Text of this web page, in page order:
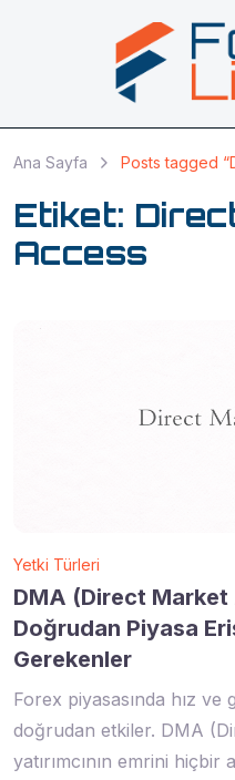
Ana Sayfa Posts tagged
Etiket:
Access
Yetki Türleri
DMA (Direct
Doğrudan Piyasa
Gerekenler
Forex piyasasında hız ve
doğrudan etkiler. DMA
yatırımcının emrini